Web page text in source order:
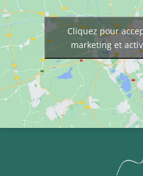
Cliquez pour
marketing et